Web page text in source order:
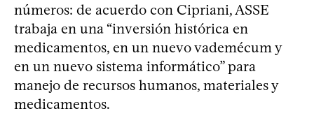
números: de acuerdo con Cipriani, ASSE
trabaja en una “inversión histórica en
medicamentos, en un nuevo vademécum y
en un nuevo sistema informático” para
manejo de recursos humanos, materiales y
medicamentos.